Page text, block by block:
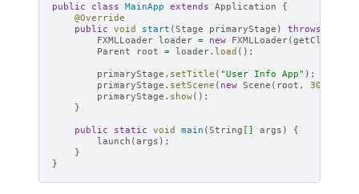
public
class MainApp extends Application
{
@Override
public void start (Stage primaryStage ) throws
FXMLLoader loader = new FXMLLoader(getClass
Parent
root = loader. load ();
primaryStage . setTitle ( "User Info App" );
primaryStage . setScene ( new Scene ( root , 300
primaryStage . show();
}
public
static void main (String [] args )
{
launch (args );
}
}